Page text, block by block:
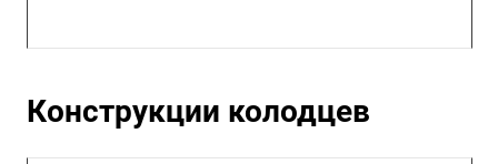
Конструкции колодцев